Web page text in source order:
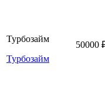
Турбозайм
Турбозайм
50000